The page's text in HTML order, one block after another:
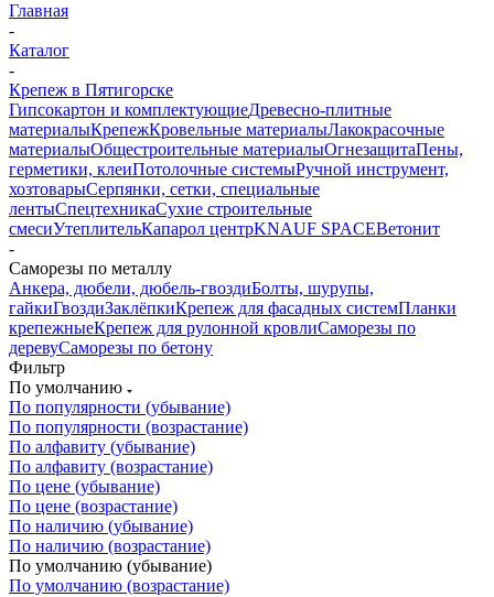
Главная
-
Каталог
-
Крепеж в Пятигорске
Гипсокартон и комплектующиеДревесно-плитные
материалыКрепежКровельные материалыЛакокрасочные
материалыОбщестроительные материалыОгнезащитаПены,
герметики, клеиПотолочные системыРучной инструмент,
хозтоварыСерпянки, сетки, специальные
лентыСпецтехникаСухие строительные
смесиУтеплительКапарол центрKNAUF SPACEВетонит
-
Саморезы по металлу
Анкера, дюбели, дюбель-гвоздиБолты, шурупы,
гайкиГвоздиЗаклёпкиКрепеж для фасадных системПланки
крепежныеКрепеж для рулонной кровлиСаморезы по
деревуСаморезы по бетону
Фильтр
По умолчанию
По популярности (убывание)
По популярности (возрастание)
По алфавиту (убывание)
По алфавиту (возрастание)
По цене (убывание)
По цене (возрастание)
По наличию (убывание)
По наличию (возрастание)
По умолчанию (убывание)
По умолчанию (возрастание)